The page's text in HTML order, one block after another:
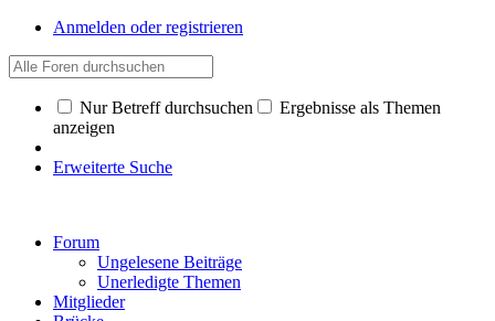
Anmelden oder registrieren
Nur Betreff durchsuchen
Ergebnisse als Themen
anzeigen
Erweiterte Suche
Forum
Ungelesene Beiträge
Unerledigte Themen
Mitglieder